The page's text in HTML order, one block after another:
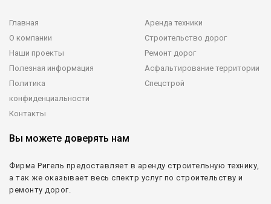
Главная
О компании
Наши проекты
Полезная информация
Политика
конфиденциальности
Контакты
Аренда техники
Строительство дорог
Ремонт дорог
Асфальтирование территории
Спецстрой
Вы можете доверять нам
Фирма Ригель предоставляет в аренду строительную технику,
а так же оказывает весь спектр услуг по строительству и
ремонту дорог.